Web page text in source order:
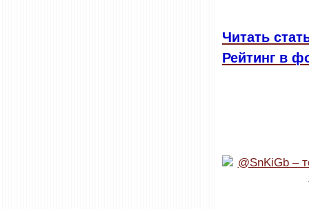
Читать
Рейтинг в